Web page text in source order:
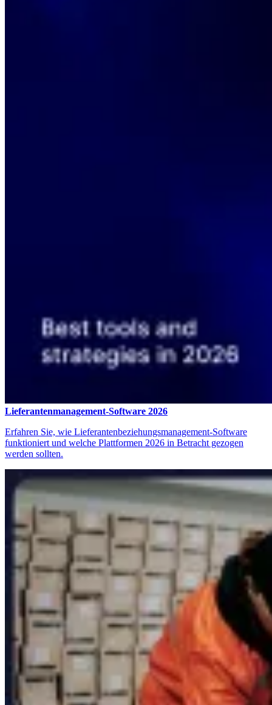
Lieferantenmanagement-Software 2026
Erfahren Sie, wie Lieferantenbeziehungsmanagement-Software
funktioniert und welche Plattformen 2026 in Betracht gezogen
werden sollten.